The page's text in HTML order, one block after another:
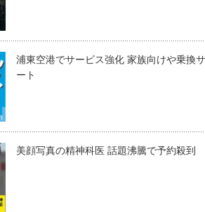
浦東空港でサービス強化 家族向けや乗換
ート
美顔写真の精神科医 話題沸騰で予約殺到